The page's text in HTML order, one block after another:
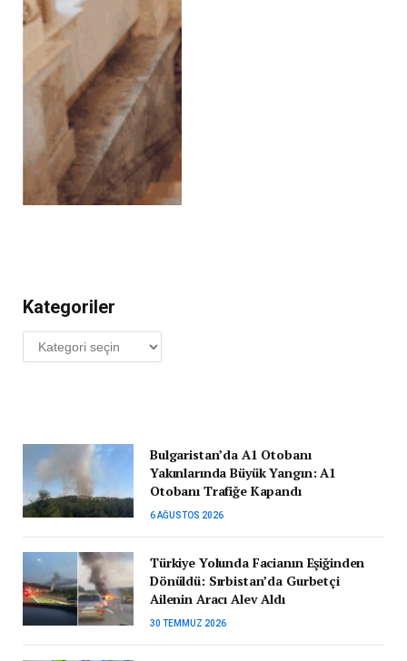
Kategoriler
Kategoriler
Bulgaristan’da A1 Otobanı
Yakınlarında Büyük Yangın: A1
Otobanı Trafiğe Kapandı
6 AĞUSTOS 2026
Türkiye Yolunda Facianın Eşiğinden
Dönüldü: Sırbistan’da Gurbetçi
Ailenin Aracı Alev Aldı
30 TEMMUZ 2026